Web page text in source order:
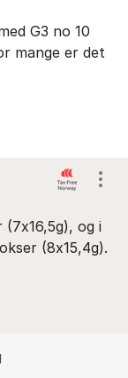
G3 no 10
mange er det
(7x16,5g), og i
(8x15,4g).
Vis/